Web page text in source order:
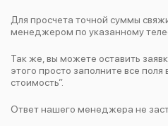
Для просчета точной суммы
менеджером по указанному
Так же, вы можете оставить
этого просто заполните все
стоимость”.
Ответ нашего менеджера не